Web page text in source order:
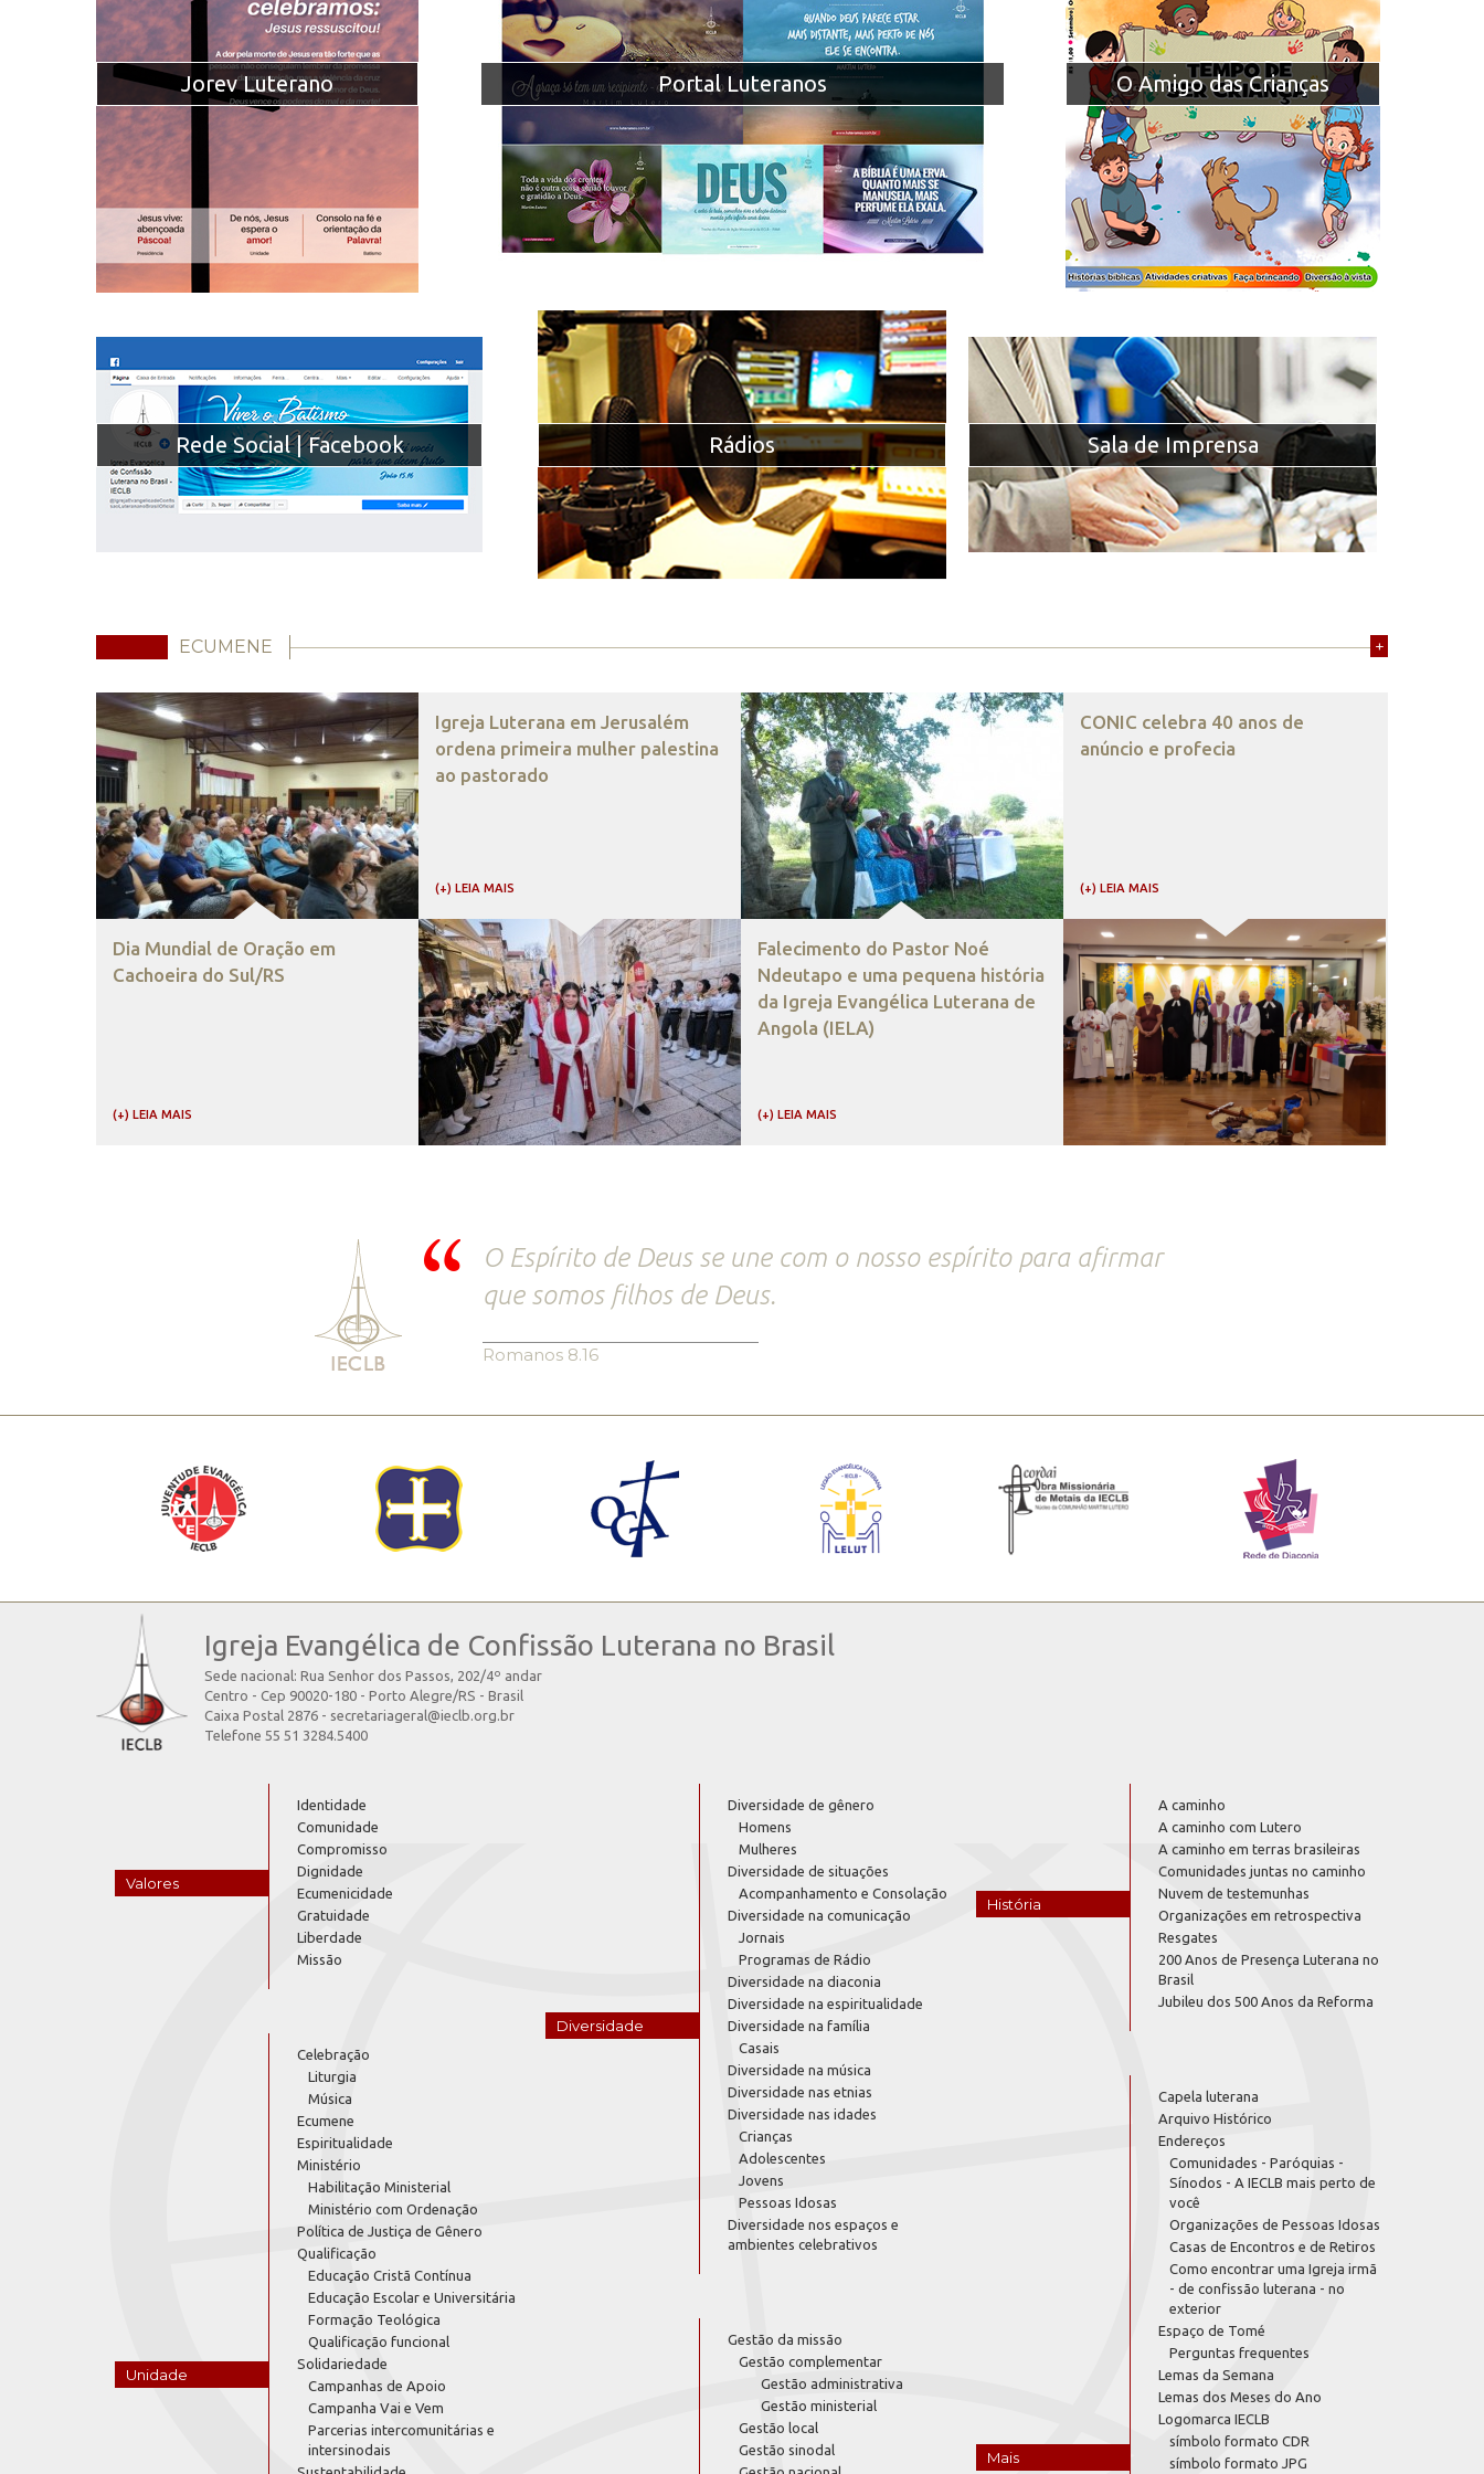
Jorev Luterano Portal Luteranos O Amigo das Crianças
Rede Social | Facebook Rádios Sala de Imprensa
ECUMENE +
Dia Mundial de Oração em
Cachoeira do Sul/RS
(+) LEIA MAIS
Igreja Luterana em Jerusalém
ordena primeira mulher palestina
ao pastorado
(+) LEIA MAIS
Falecimento do Pastor Noé
Ndeutapo e uma pequena história
da Igreja Evangélica Luterana de
Angola (IELA)
(+) LEIA MAIS
CONIC celebra 40 anos de
anúncio e profecia
(+) LEIA MAIS
O Espírito de Deus se une com o nosso espírito para afirmar
que somos filhos de Deus.
Romanos 8.16
Igreja Evangélica de Confissão Luterana no Brasil
Sede nacional: Rua Senhor dos Passos, 202/4º andar
Centro - Cep 90020-180 - Porto Alegre/RS - Brasil
Caixa Postal 2876 - secretariageral@ieclb.org.br
Telefone 55 51 3284.5400
Valores
Identidade
Comunidade
Compromisso
Dignidade
Ecumenicidade
Gratuidade
Liberdade
Missão
Unidade
Celebração
Liturgia
Música
Ecumene
Espiritualidade
Ministério
Habilitação Ministerial
Ministério com Ordenação
Política de Justiça de Gênero
Qualificação
Educação Cristã Contínua
Educação Escolar e Universitária
Formação Teológica
Qualificação funcional
Solidariedade
Campanhas de Apoio
Campanha Vai e Vem
Parcerias intercomunitárias e
intersinodais
Diversidade
Diversidade de gênero
Homens
Mulheres
Diversidade de situações
Acompanhamento e Consolação
Diversidade na comunicação
Jornais
Programas de Rádio
Diversidade na diaconia
Diversidade na espiritualidade
Diversidade na família
Casais
Diversidade na música
Diversidade nas etnias
Diversidade nas idades
Crianças
Adolescentes
Jovens
Pessoas Idosas
Diversidade nos espaços e
ambientes celebrativos
Gestão da missão
Gestão complementar
Gestão administrativa
Gestão ministerial
Gestão local
Gestão sinodal
História
A caminho
A caminho com Lutero
A caminho em terras brasileiras
Comunidades juntas no caminho
Nuvem de testemunhas
Organizações em retrospectiva
Resgates
200 Anos de Presença Luterana no
Brasil
Jubileu dos 500 Anos da Reforma
Mais
Capela luterana
Arquivo Histórico
Endereços
Comunidades - Paróquias -
Sínodos - A IECLB mais perto de
você
Organizações de Pessoas Idosas
Casas de Encontros e de Retiros
Como encontrar uma Igreja irmã
- de confissão luterana - no
exterior
Espaço de Tomé
Perguntas frequentes
Lemas da Semana
Lemas dos Meses do Ano
Logomarca IECLB
símbolo formato CDR
símbolo formato JPG